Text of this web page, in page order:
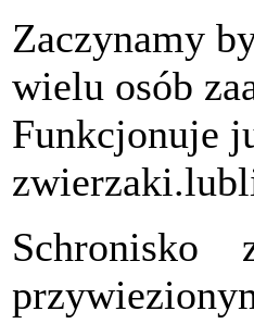
Zaczynamy
wielu osób
Funkcjonuje
Schronisko